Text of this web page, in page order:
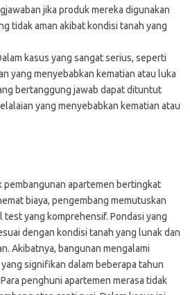
jika produk mereka digunakan
tidak aman akibat kondisi tanah yang
kasus yang sangat serius, seperti
yang menyebabkan kematian atau luka
bertanggung jawab dapat dituntut
yang menyebabkan kematian atau
pembangunan apartemen bertingkat
biaya, pengembang memutuskan
yang komprehensif. Pondasi yang
dengan kondisi tanah yang lunak dan
Akibatnya, bangunan mengalami
signifikan dalam beberapa tahun
penghuni apartemen merasa tidak